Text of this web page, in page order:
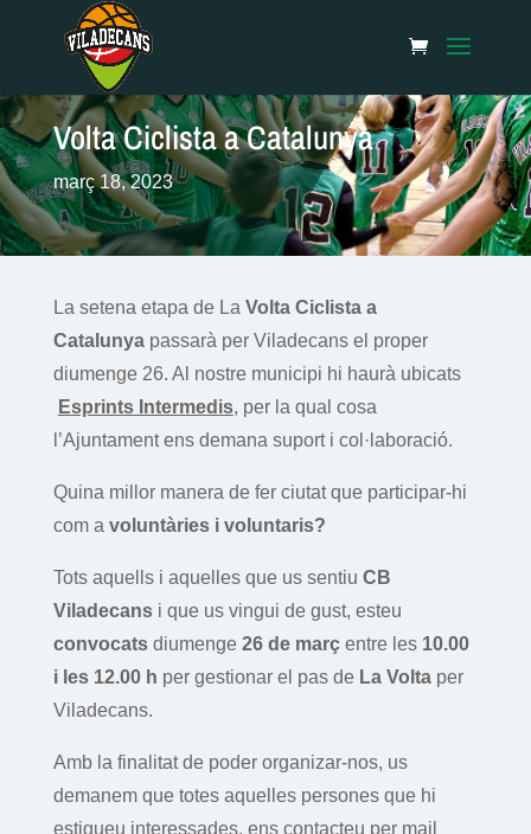
Volta Ciclista a Catalunya
març 18, 2023
La setena etapa de La Volta Ciclista a
Catalunyapassarà per Viladecans el proper
diumenge 26. Al nostre municipi hi haurà ubicats
Esprints Intermedis, per la qual cosa
l’Ajuntament ens demana suport i col·laboració.
Quina millor manera de fer ciutat que participar-hi
com a voluntàries i voluntaris?
Tots aquells i aquelles que us sentiu CB
Viladecans i que us vingui de gust, esteu
convocats diumenge26 de març entre les10.00
i les 12.00 h per gestionar el pas de La Volta per
Viladecans.
Amb la finalitat de poder organizar-nos, us
demanem que totes aquelles persones que hi
estigueu interessades, ens contacteu per mail